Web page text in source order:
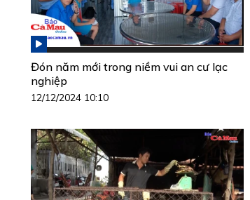
Đón năm mới trong niềm vui an cư lạc
nghiệp
12/12/2024 10:10